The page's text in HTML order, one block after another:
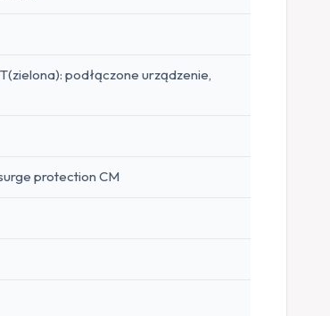
podłączone urządzenie,
protection CM